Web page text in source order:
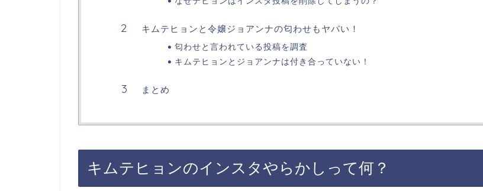
キムテヒョンと令嬢ジョアンナの匂わせもヤバい！
匂わせと言われている投稿を調査
キムテヒョンとジョアンナは付き合っていない！
まとめ
キムテヒョンのインスタやらかしって何？